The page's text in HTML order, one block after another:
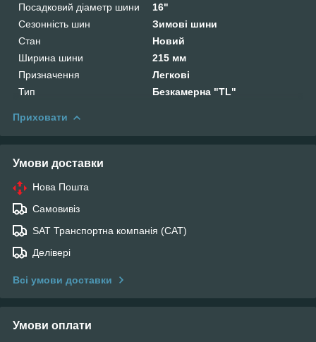
Посадковий діаметр шини
16"
Сезонність шин
Зимові шини
Стан
Новий
Ширина шини
215 мм
Призначення
Легкові
Тип
Безкамерна "TL"
Приховати
Умови доставки
Нова Пошта
Самовивіз
SAT Транспортна компанія (САТ)
Делівері
Всі умови доставки
Умови оплати